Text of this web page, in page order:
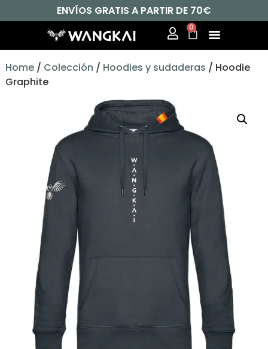
ENVÍOS GRATIS A PARTIR DE 70€
0
Home/ Colección / Hoodies y sudaderas / Hoodie
Graphite